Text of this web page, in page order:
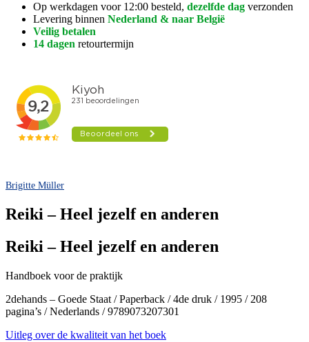
Op werkdagen voor 12:00 besteld, dezelfde dag verzonden
Levering binnen Nederland & naar België
Veilig betalen
14 dagen retourtermijn
Brigitte Müller
Reiki – Heel jezelf en anderen
Reiki – Heel jezelf en anderen
Handboek voor de praktijk
2dehands – Goede Staat / Paperback / 4de druk / 1995 / 208
pagina’s / Nederlands / 9789073207301
Uitleg over de kwaliteit van het boek